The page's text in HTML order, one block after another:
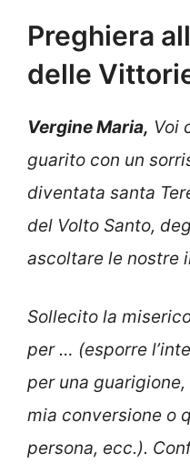
Preghiera
delle
Vergine Maria, Voi
guarito con un
diventata santa
del Volto Santo,
ascoltare le nostre
Sollecito la
per … (esporre
per una
mia conversione o
persona, ecc.).